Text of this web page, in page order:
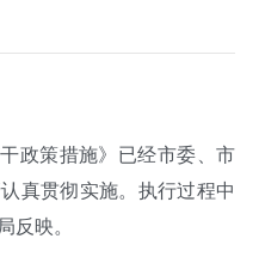
政策措施》已经市委、市
真贯彻实施。执行过程中
反映。